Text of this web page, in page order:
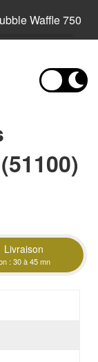
Waffle 750 ml
Livraison
: 30 à 45 mn